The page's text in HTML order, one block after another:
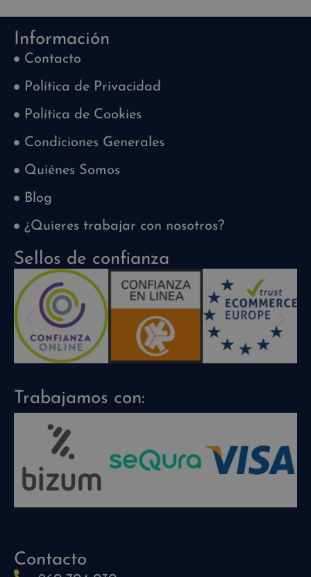
Información
Contacto
Política de Privacidad
Política de Cookies
Condiciones Generales
Quiénes Somos
Blog
¿Quieres trabajar con nosotros?
Sellos de confianza
Trabajamos con:
Contacto